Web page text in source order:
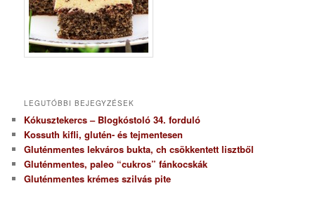
LEGUTÓBBI BEJEGYZÉSEK
Kókusztekercs – Blogkóstoló 34. forduló
Kossuth kifli, glutén- és tejmentesen
Gluténmentes lekváros bukta, ch csökkentett lisztből
Gluténmentes, paleo “cukros” fánkocskák
Gluténmentes krémes szilvás pite